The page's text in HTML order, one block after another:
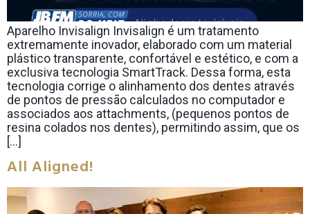
Aparelho Invisalign Invisalign é um tratamento
extremamente inovador, elaborado com um material
plástico transparente, confortável e estético, e com a
exclusiva tecnologia SmartTrack. Dessa forma, esta
tecnologia corrige o alinhamento dos dentes através
de pontos de pressão calculados no computador e
associados aos attachments, (pequenos pontos de
resina colados nos dentes), permitindo assim, que os
[…]
All Aligned!